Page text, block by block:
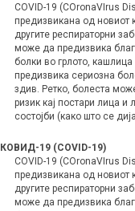
COVID-19 (COronaVIrus
предизвикана од новиот
другите респираторни
може да предизвика
болки во грлото,
предизвика сериозна
здив. Ретко, болеста
ризик кај постари лица и
состојби (како што се
КОВИД-19 (COVID-19)
COVID-19 (COronaVIrus
предизвикана од новиот
другите респираторни
може да предизвика